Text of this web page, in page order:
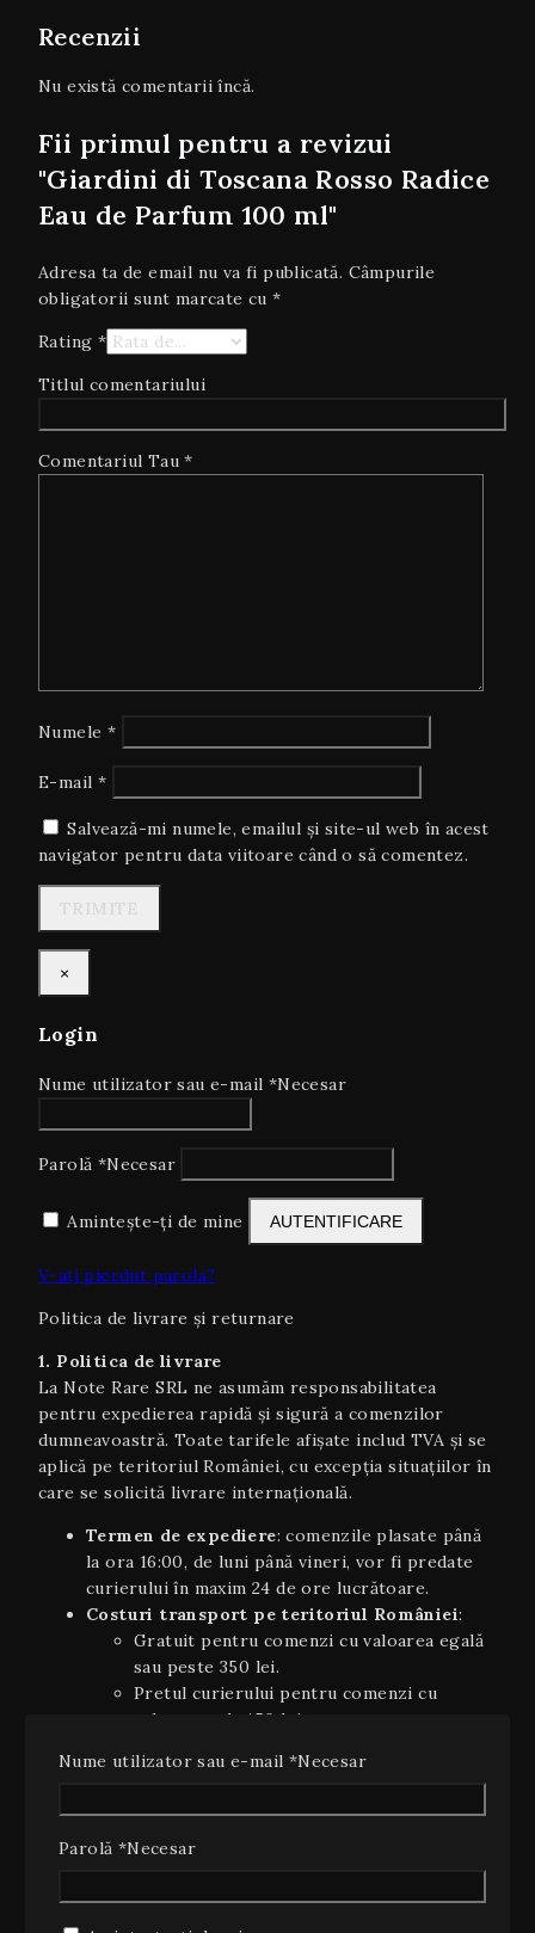
Recenzii
Nu există comentarii încă.
Fii primul pentru a revizui
"Giardini di Toscana Rosso Radice
Eau de Parfum 100 ml"
Adresa ta de email nu va fi publicată. Câmpurile
obligatorii sunt marcate cu*
Rating *
Titlul comentariului
Comentariul Tau*
Numele *
E-mail *
Salvează-mi numele, emailul și site-ul web în acest
navigator pentru data viitoare când o să comentez.
×
Login
Nume utilizator sau e-mail *Necesar
Parolă *Necesar
Amintește-ți de mine AUTENTIFICARE
V-ați pierdut parola?
Politica de livrare și returnare
1. Politica de livrare
La Note Rare SRL ne asumăm responsabilitatea
pentru expedierea rapidă și sigură a comenzilor
dumneavoastră. Toate tarifele afișate includ TVA și se
aplică pe teritoriul României, cu excepția situaţiilor în
care se solicită livrare internaţională.
Termen de expediere: comenzile plasate până
la ora 16:00, de luni până vineri, vor fi predate
curierului în maxim 24 de ore lucrătoare.
Costuri transport pe teritoriul României:
Gratuit pentru comenzi cu valoarea egală
sau peste 350 lei.
Pretul curierului pentru comenzi cu
valoarea sub 450 lei.
lucrătoare, costurile variind în funcție de țară și
Plata ramburs
de 10 lei (inclusiv TVA).
Nume utilizator sau e-mail *Necesar
Parolă *Necesar